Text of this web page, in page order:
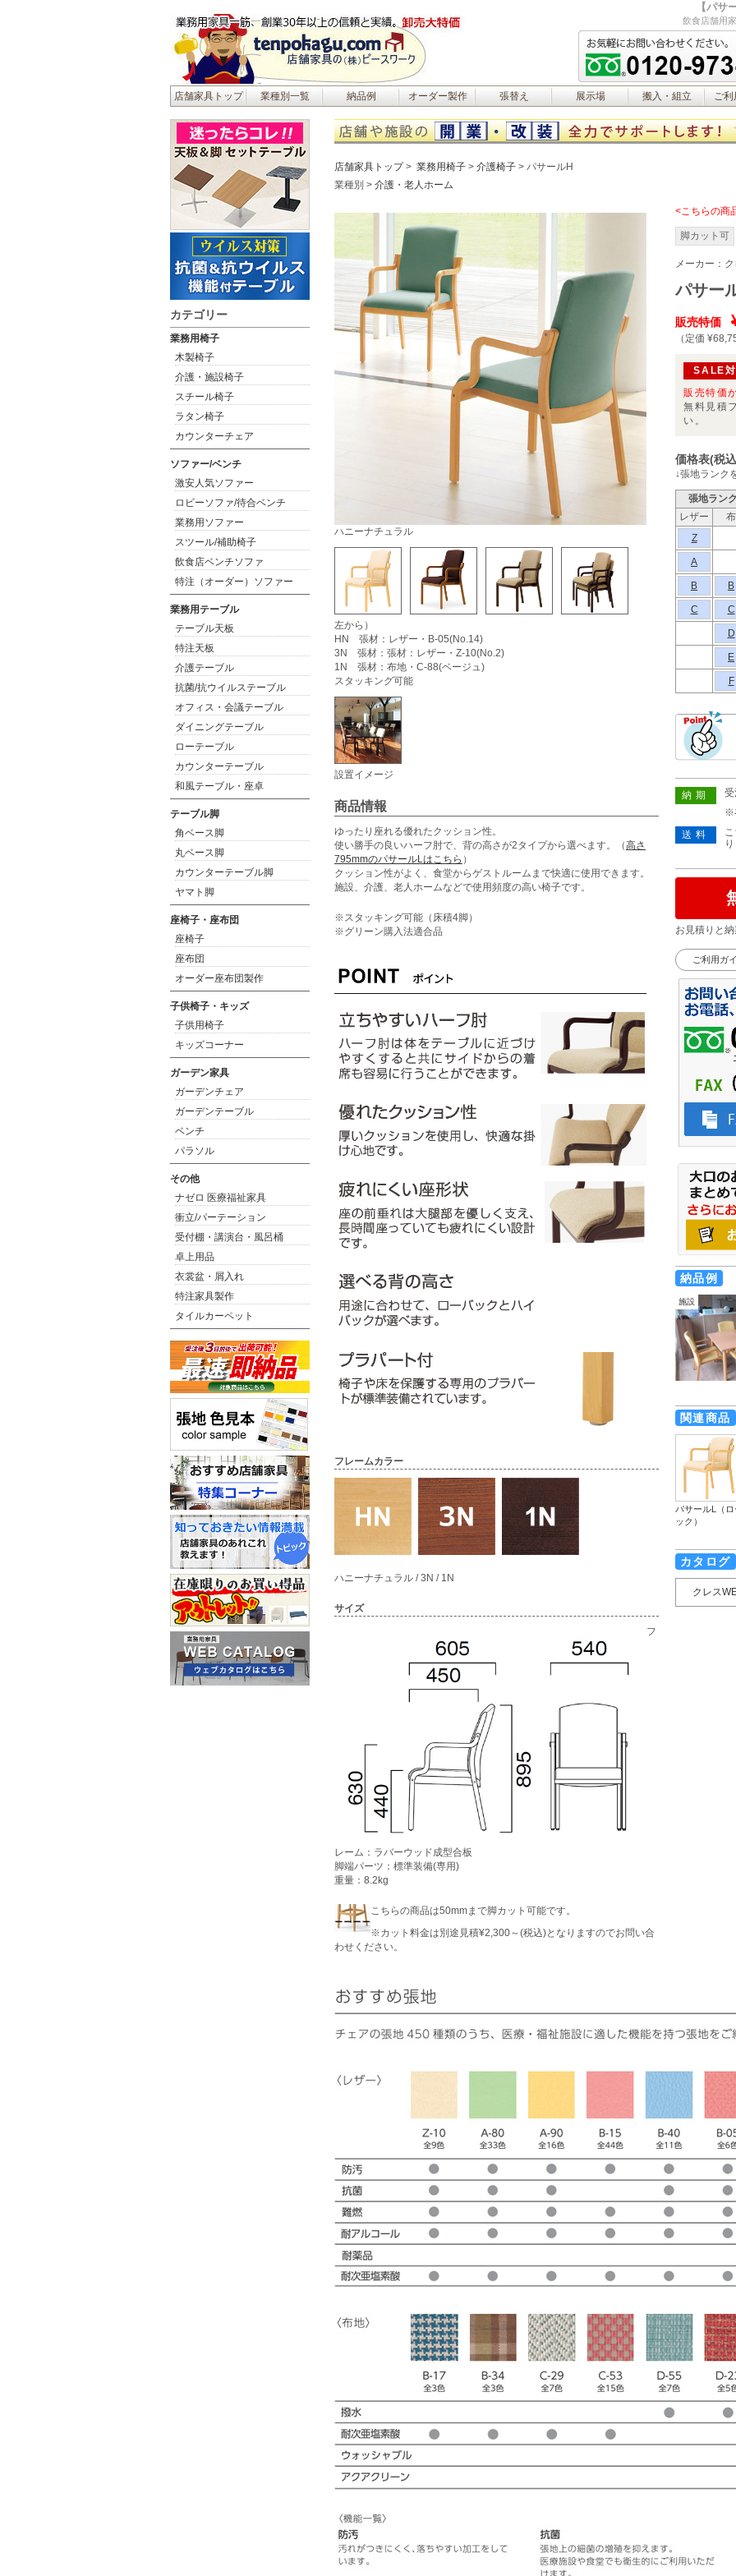
【パサ
飲食店舗用
店舗家具トップ 業種別一覧 納品例 オーダー製作 張替え 展示場 搬入・組立 ご利
店舗家具トップ 業務用椅子 介護椅子
パサールH
業種別
介護・老人ホーム
ハニーナチュラル
左から）
HN 張材：レザー・B-05(No.14)
3N 張材：張材：レザー・Z-10(No.2)
1N 張材：布地・C-88(ベージュ)
スタッキング可能
設置イメージ
商品情報
ゆったり座れる優れたクッション性。
使い勝手の良いハーフ肘で、背の高さが2タイプから選べます。（高さ
795mmのパサールLはこちら ）
クッション性がよく、食堂からゲストルームまで快適に使用できます。
施設、介護、老人ホームなどで使用頻度の高い椅子です。
※スタッキング可能（床積4脚）
※グリーン購入法適合品
フレームカラー
ハニーナチュラル / 3N / 1N
サイズ
フ
レーム：ラバーウッド成型合板
脚端パーツ：標準装備(専用)
重量：8.2kg
こちらの商品は50mmまで脚カット可能です。
※カット料金は別途見積¥2,300～(税込)となりますのでお問い合
わせください。
<こちらの商
脚カット可
メーカー：
パサー
販売特価
（定価
SALE
販売特価
無料見積
い。
価格表(税
↓張地ランク
張地ランク
レザー
布
Z
A
B B
C C
D
E
F
納期
※
送料
お見積りと
ご利用ガ
納品例
施設
関連商品
パサールL（
ック）
カタログ
クレス
カテゴリー
業務用椅子
木製椅子
介護・施設椅子
スチール椅子
ラタン椅子
カウンターチェア
ソファー/ベンチ
激安人気ソファー
ロビーソファ/待合ベンチ
業務用ソファー
スツール/補助椅子
飲食店ベンチソファ
特注（オーダー）ソファー
業務用テーブル
テーブル天板
特注天板
介護テーブル
抗菌/抗ウイルステーブル
オフィス・会議テーブル
ダイニングテーブル
ローテーブル
カウンターテーブル
和風テーブル・座卓
テーブル脚
角ベース脚
丸ベース脚
カウンターテーブル脚
ヤマト脚
座椅子・座布団
座椅子
座布団
オーダー座布団製作
子供椅子・キッズ
子供用椅子
キッズコーナー
ガーデン家具
ガーデンチェア
ガーデンテーブル
ベンチ
パラソル
その他
ナゼロ 医療福祉家具
衝立/パーテーション
受付棚・講演台・風呂桶
卓上用品
衣裳盆・屑入れ
特注家具製作
タイルカーペット